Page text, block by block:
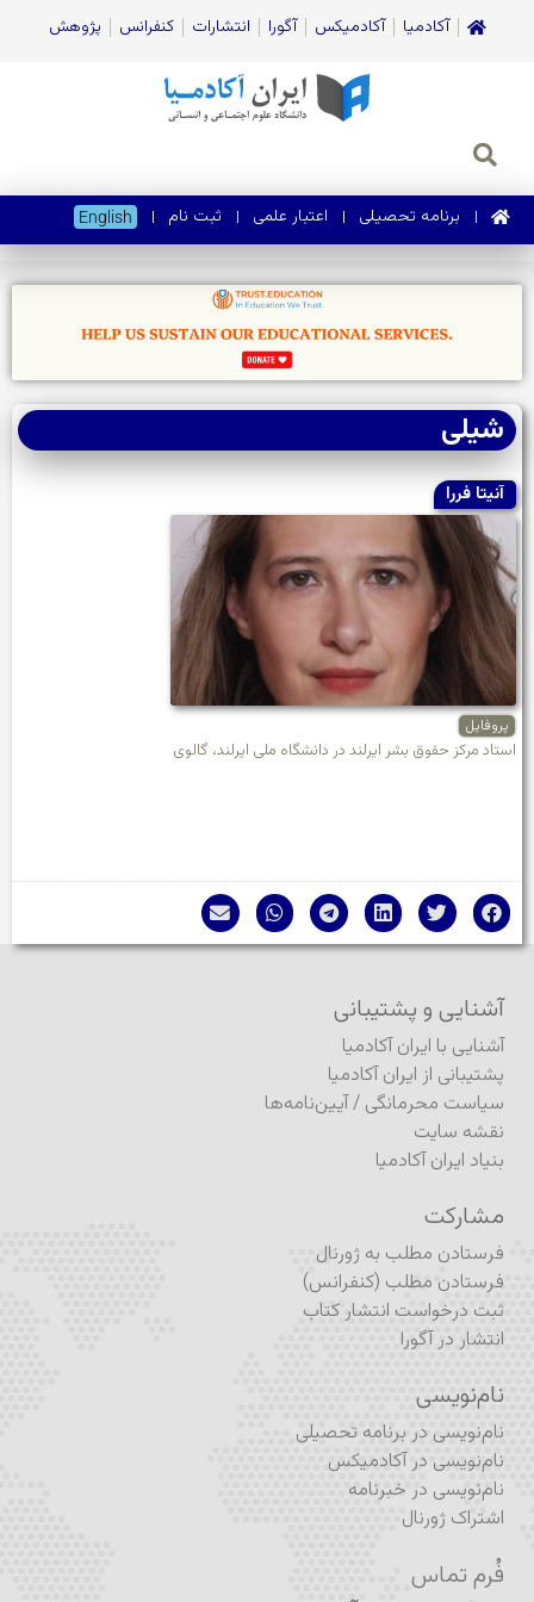
آکادمیا آکادمیکس آگورا انتشارات کنفرانس پژوهش
برنامه تحصیلی اعتبار علمی ثبت نام English
شیلی
آنیتا فررا
پروفایل
استاد مرکز حقوق بشر ایرلند در دانشگاه ملی ایرلند، گالوی
آشنایی و پشتیبانی
آشنایی با ایران آکادمیا
پشتیبانی از ایران آکادمیا
سیاست محرمانگی /آیین‌نامه‌ها
نقشه سایت
بنیاد ایران آکادمیا
مشارکت
فرستادن مطلب به ژورنال
فرستادن مطلب (کنفرانس)
ثبت درخواست انتشار کتاب
انتشار در آگورا
نام‌نویسی
نام‌نویسی در برنامه تحصیلی
نام‌نویسی در آکادمیکس
نام‌نویسی در خبرنامه
اشتراک ژورنال
فُرم تماس